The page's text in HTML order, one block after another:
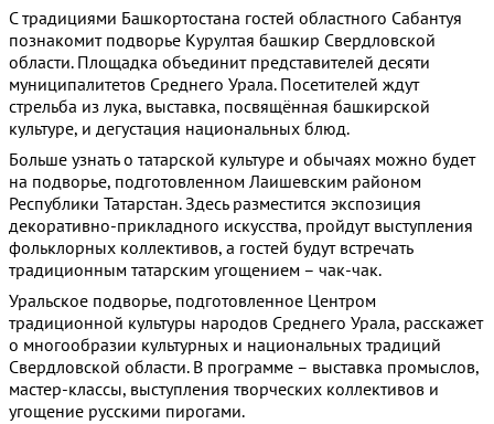
С традициями Башкортостана гостей областного Сабантуя
познакомит подворье Курултая башкир Свердловской
области. Площадка объединит представителей десяти
муниципалитетов Среднего Урала. Посетителей ждут
стрельба из лука, выставка, посвящённая башкирской
культуре, и дегустация национальных блюд.
Больше узнать о татарской культуре и обычаях можно будет
на подворье, подготовленном Лаишевским районом
Республики Татарстан. Здесь разместится экспозиция
декоративно-прикладного искусства, пройдут выступления
фольклорных коллективов, а гостей будут встречать
традиционным татарским угощением – чак-чак.
Уральское подворье, подготовленное Центром
традиционной культуры народов Среднего Урала, расскажет
о многообразии культурных и национальных традиций
Свердловской области. В программе – выставка промыслов,
мастер-классы, выступления творческих коллективов и
угощение русскими пирогами.